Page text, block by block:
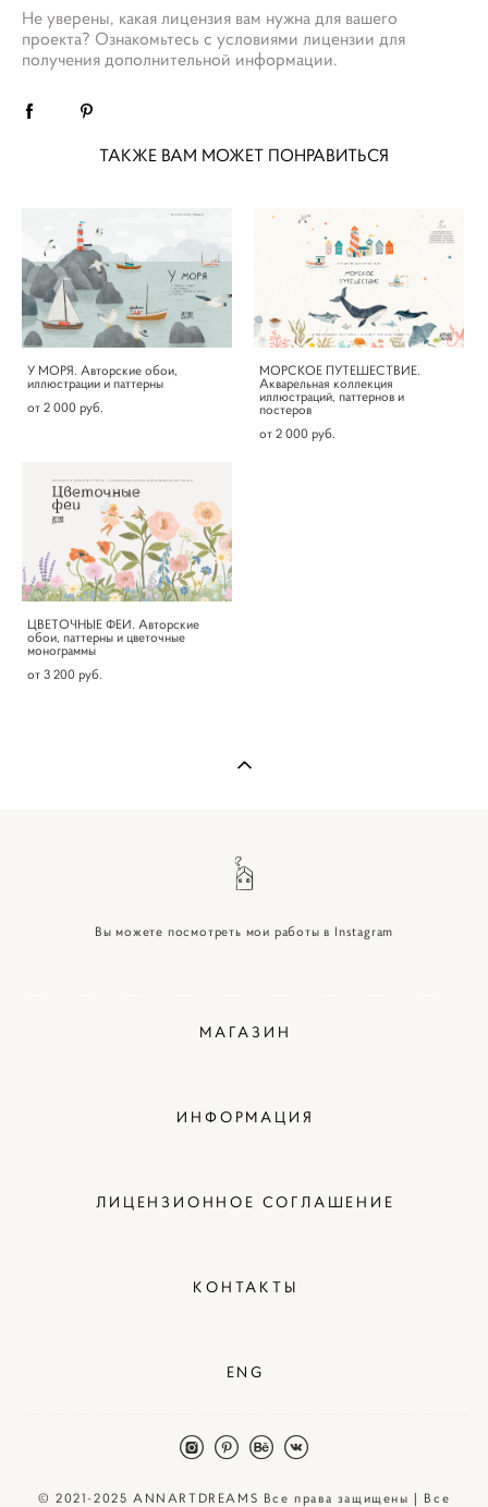
Не уверены, какая лицензия вам нужна для вашего
проекта? Ознакомьтесь с условиями лицензии для
получения дополнительной информации.
ТАКЖЕ ВАМ МОЖЕТ ПОНРАВИТЬСЯ
У МОРЯ. Авторские обои,
иллюстрации и паттерны
от 2 000 pуб.
МОРСКОЕ ПУТЕШЕСТВИЕ.
Акварельная коллекция
иллюстраций, паттернов и
постеров
от 2 000 pуб.
ЦВЕТОЧНЫЕ ФЕИ. Авторские
обои, паттерны и цветочные
монограммы
от 3 200 pуб.
Вы можете посмотреть мои работы в Instagram
МАГАЗИН
ИНФОРМАЦИЯ
ЛИЦЕНЗИОННОЕ СОГЛАШЕНИЕ
КОНТАКТЫ
ENG
© 2021-2025 ANNARTDREAMS Все права защищены | Все